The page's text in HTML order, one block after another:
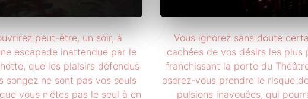
peut-être, un soir, à
escapade inattendue par le
que les plaisirs défendus
songez ne sont pas vos seuls
vous n'êtes pas le seul à en
Vous ignorez sans doute
cachées de vos désirs les plus
franchissant la porte du
oserez-vous prendre le risque
pulsions inavouées, qui